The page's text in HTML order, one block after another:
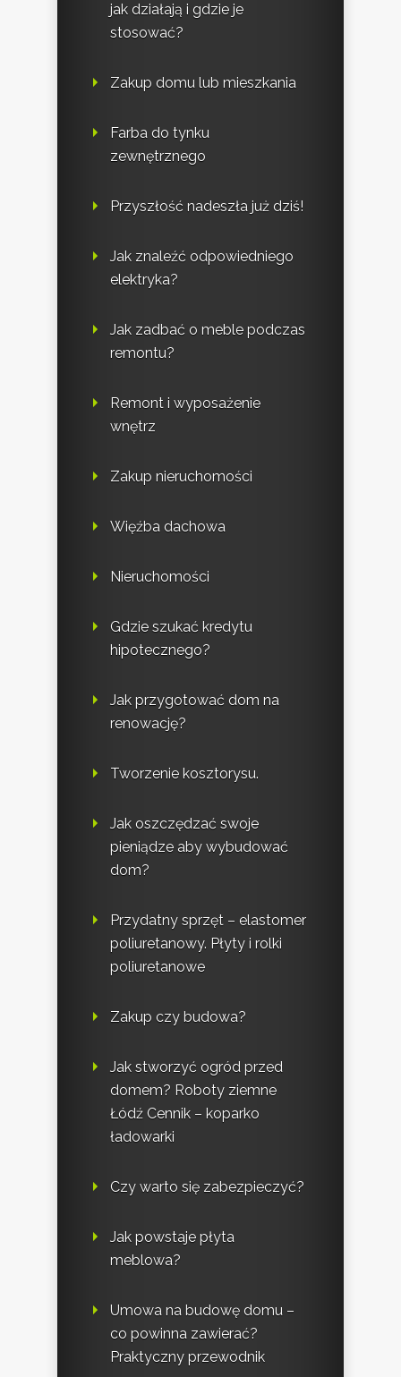
jak działają i gdzie je
stosować?
Zakup domu lub mieszkania
Farba do tynku
zewnętrznego
Przyszłość nadeszła już dziś!
Jak znaleźć odpowiedniego
elektryka?
Jak zadbać o meble podczas
remontu?
Remont i wyposażenie
wnętrz
Zakup nieruchomości
Więźba dachowa
Nieruchomości
Gdzie szukać kredytu
hipotecznego?
Jak przygotować dom na
renowację?
Tworzenie kosztorysu.
Jak oszczędzać swoje
pieniądze aby wybudować
dom?
Przydatny sprzęt – elastomer
poliuretanowy. Płyty i rolki
poliuretanowe
Zakup czy budowa?
Jak stworzyć ogród przed
domem? Roboty ziemne
Łódź Cennik – koparko
ładowarki
Czy warto się zabezpieczyć?
Jak powstaje płyta
meblowa?
Umowa na budowę domu –
co powinna zawierać?
Praktyczny przewodnik